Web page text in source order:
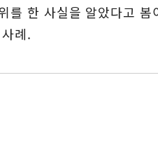
를 한 사실을 알았다고
례.